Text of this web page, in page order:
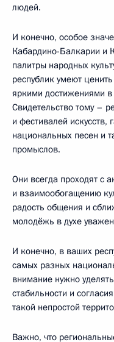
людей.
И конечно, особое
Кабардино-Балкарии и
палитры народных
республик умеют
яркими достижениями в
Свидетельство тому –
и фестивалей искусств,
национальных песен и
промыслов.
Они всегда проходят с
и взаимообогащению
радость общения и
молодёжь в духе
И конечно, в ваших
самых разных
внимание нужно
стабильности и
такой непростой
Важно, что